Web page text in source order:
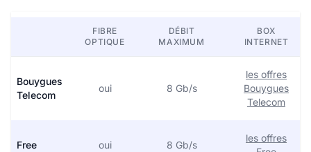
FIBRE
OPTIQUE
DÉBIT
MAXIMUM
BOX
INTERNET
Bouygues
Telecom
oui 8 Gb/s
les offres
Bouygues
Telecom
Free oui 8 Gb/s
les offres